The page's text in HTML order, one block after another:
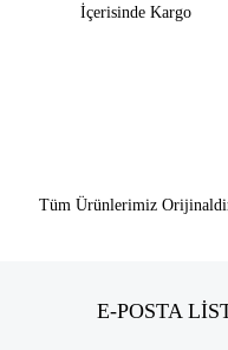
İçerisinde Kargo
Tüm Ürünlerimiz
E-POSTA